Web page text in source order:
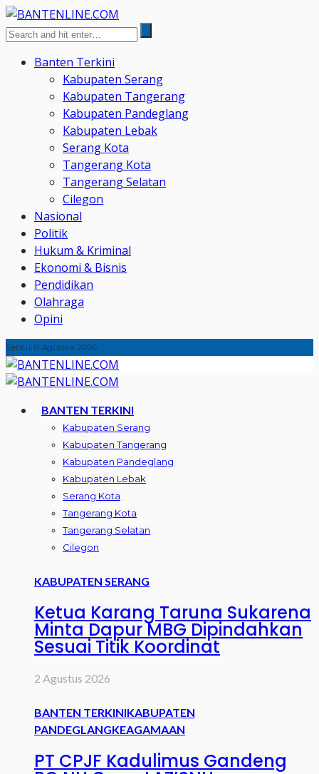
Banten Terkini
Kabupaten Serang
Kabupaten Tangerang
Kabupaten Pandeglang
Kabupaten Lebak
Serang Kota
Tangerang Kota
Tangerang Selatan
Cilegon
Nasional
Politik
Hukum & Kriminal
Ekonomi & Bisnis
Pendidikan
Olahraga
Opini
Sabtu, 8 Agustus 2026
BANTEN TERKINI
Kabupaten Serang
Kabupaten Tangerang
Kabupaten Pandeglang
Kabupaten Lebak
Serang Kota
Tangerang Kota
Tangerang Selatan
Cilegon
KABUPATEN SERANG
Ketua Karang Taruna Sukarena
Minta Dapur MBG Dipindahkan
Sesuai Titik Koordinat
2 Agustus 2026
BANTEN TERKINIKABUPATEN
PANDEGLANGKEAGAMAAN
PT CPJF Kadulimus Gandeng